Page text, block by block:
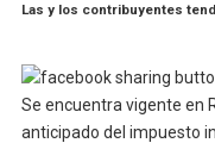
Las y los contribuyentes
Se encuentra vigente en
anticipado del impuesto